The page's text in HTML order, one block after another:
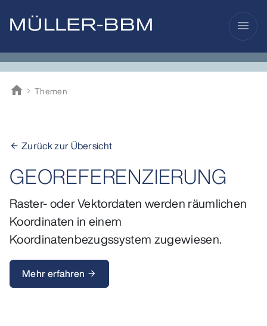
menu
home
Müller-BBM
Themen
arrow_back Zurück zur Übersicht
GEOREFERENZIERUNG
Raster- oder Vektordaten werden räumlichen
Koordinaten in einem
Koordinatenbezugssystem zugewiesen.
Mehr erfahren arrow_forward